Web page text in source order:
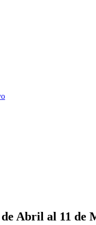
Abril al 11 de